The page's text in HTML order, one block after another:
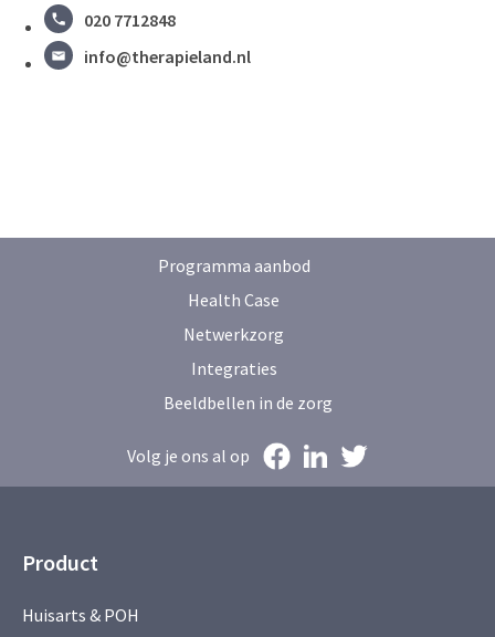
020 7712848
info@therapieland.nl
Programma aanbod
Health Case
Netwerkzorg
Integraties
Beeldbellen in de zorg
Volg je ons al op
Product
Huisarts & POH